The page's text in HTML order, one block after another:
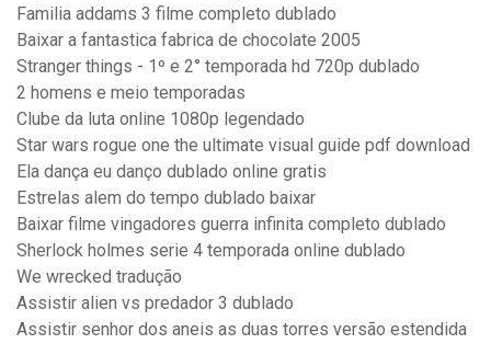
Familia addams 3 filme completo dublado
Baixar a fantastica fabrica de chocolate 2005
Stranger things - 1º e 2° temporada hd 720p dublado
2 homens e meio temporadas
Clube da luta online 1080p legendado
Star wars rogue one the ultimate visual guide pdf download
Ela dança eu danço dublado online gratis
Estrelas alem do tempo dublado baixar
Baixar filme vingadores guerra infinita completo dublado
Sherlock holmes serie 4 temporada online dublado
We wrecked tradução
Assistir alien vs predador 3 dublado
Assistir senhor dos aneis as duas torres versão estendida